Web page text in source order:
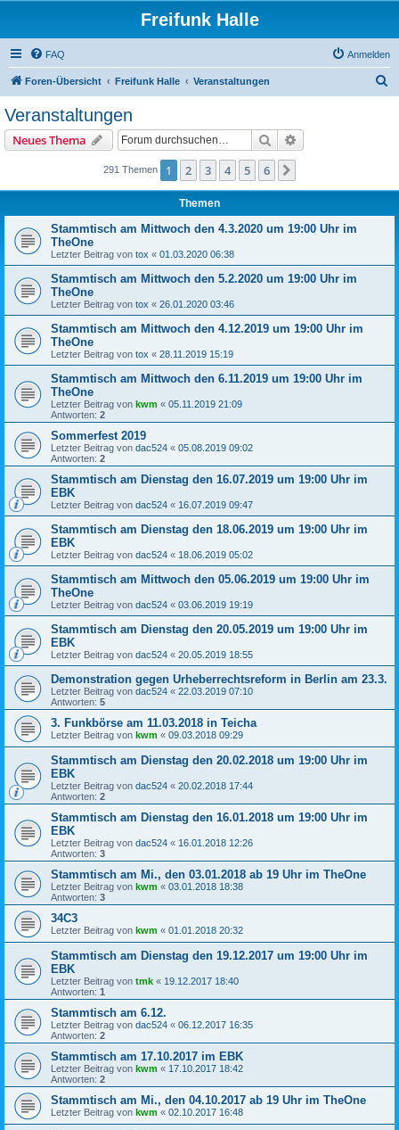
Freifunk Halle
FAQ Anmelden
Foren-Übersicht Freifunk Halle Veranstaltungen
Veranstaltungen
Neues Thema Suche
291 Themen 1 2 3 4 5 6
Themen
Stammtisch am Mittwoch den 4.3.2020 um 19:00 Uhr im
TheOne
Letzter Beitrag von tox « 01.03.2020 06:38
Stammtisch am Mittwoch den 5.2.2020 um 19:00 Uhr im
TheOne
Letzter Beitrag von tox « 26.01.2020 03:46
Stammtisch am Mittwoch den 4.12.2019 um 19:00 Uhr im
TheOne
Letzter Beitrag von tox « 28.11.2019 15:19
Stammtisch am Mittwoch den 6.11.2019 um 19:00 Uhr im
TheOne
Letzter Beitrag von kwm « 05.11.2019 21:09
Antworten: 2
Sommerfest 2019
Letzter Beitrag von dac524 « 05.08.2019 09:02
Antworten: 2
Stammtisch am Dienstag den 16.07.2019 um 19:00 Uhr im
EBK
Letzter Beitrag von dac524 « 16.07.2019 09:47
Stammtisch am Dienstag den 18.06.2019 um 19:00 Uhr im
EBK
Letzter Beitrag von dac524 « 18.06.2019 05:02
Stammtisch am Mittwoch den 05.06.2019 um 19:00 Uhr im
TheOne
Letzter Beitrag von dac524 « 03.06.2019 19:19
Stammtisch am Dienstag den 20.05.2019 um 19:00 Uhr im
EBK
Letzter Beitrag von dac524 « 20.05.2019 18:55
Demonstration gegen Urheberrechtsreform in Berlin am 23.3.
Letzter Beitrag von dac524 « 22.03.2019 07:10
Antworten: 5
3. Funkbörse am 11.03.2018 in Teicha
Letzter Beitrag von kwm « 09.03.2018 09:29
Stammtisch am Dienstag den 20.02.2018 um 19:00 Uhr im
EBK
Letzter Beitrag von dac524 « 20.02.2018 17:44
Antworten: 2
Stammtisch am Dienstag den 16.01.2018 um 19:00 Uhr im
EBK
Letzter Beitrag von dac524 « 16.01.2018 12:26
Antworten: 3
Stammtisch am Mi., den 03.01.2018 ab 19 Uhr im TheOne
Letzter Beitrag von kwm « 03.01.2018 18:38
Antworten: 3
34C3
Letzter Beitrag von kwm « 01.01.2018 20:32
Stammtisch am Dienstag den 19.12.2017 um 19:00 Uhr im
EBK
Letzter Beitrag von tmk « 19.12.2017 18:40
Antworten: 1
Stammtisch am 6.12.
Letzter Beitrag von dac524 « 06.12.2017 16:35
Antworten: 2
Stammtisch am 17.10.2017 im EBK
Letzter Beitrag von kwm « 17.10.2017 18:42
Antworten: 2
Stammtisch am Mi., den 04.10.2017 ab 19 Uhr im TheOne
Letzter Beitrag von kwm « 02.10.2017 16:48